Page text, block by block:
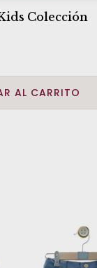
Colección
AL CARRITO